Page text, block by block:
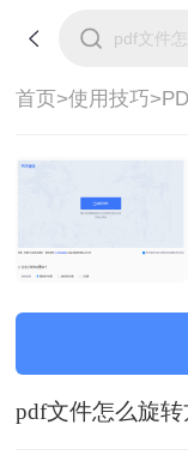
首页>使用技巧>
pdf文件怎么旋转